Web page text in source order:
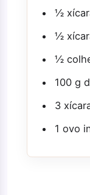
½
½
½
100 g
3
1 ovo